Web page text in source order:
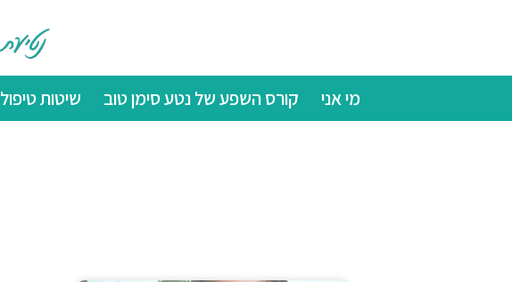
מי אני קורס השפע של נטע סימן טוב שיטות טיפול